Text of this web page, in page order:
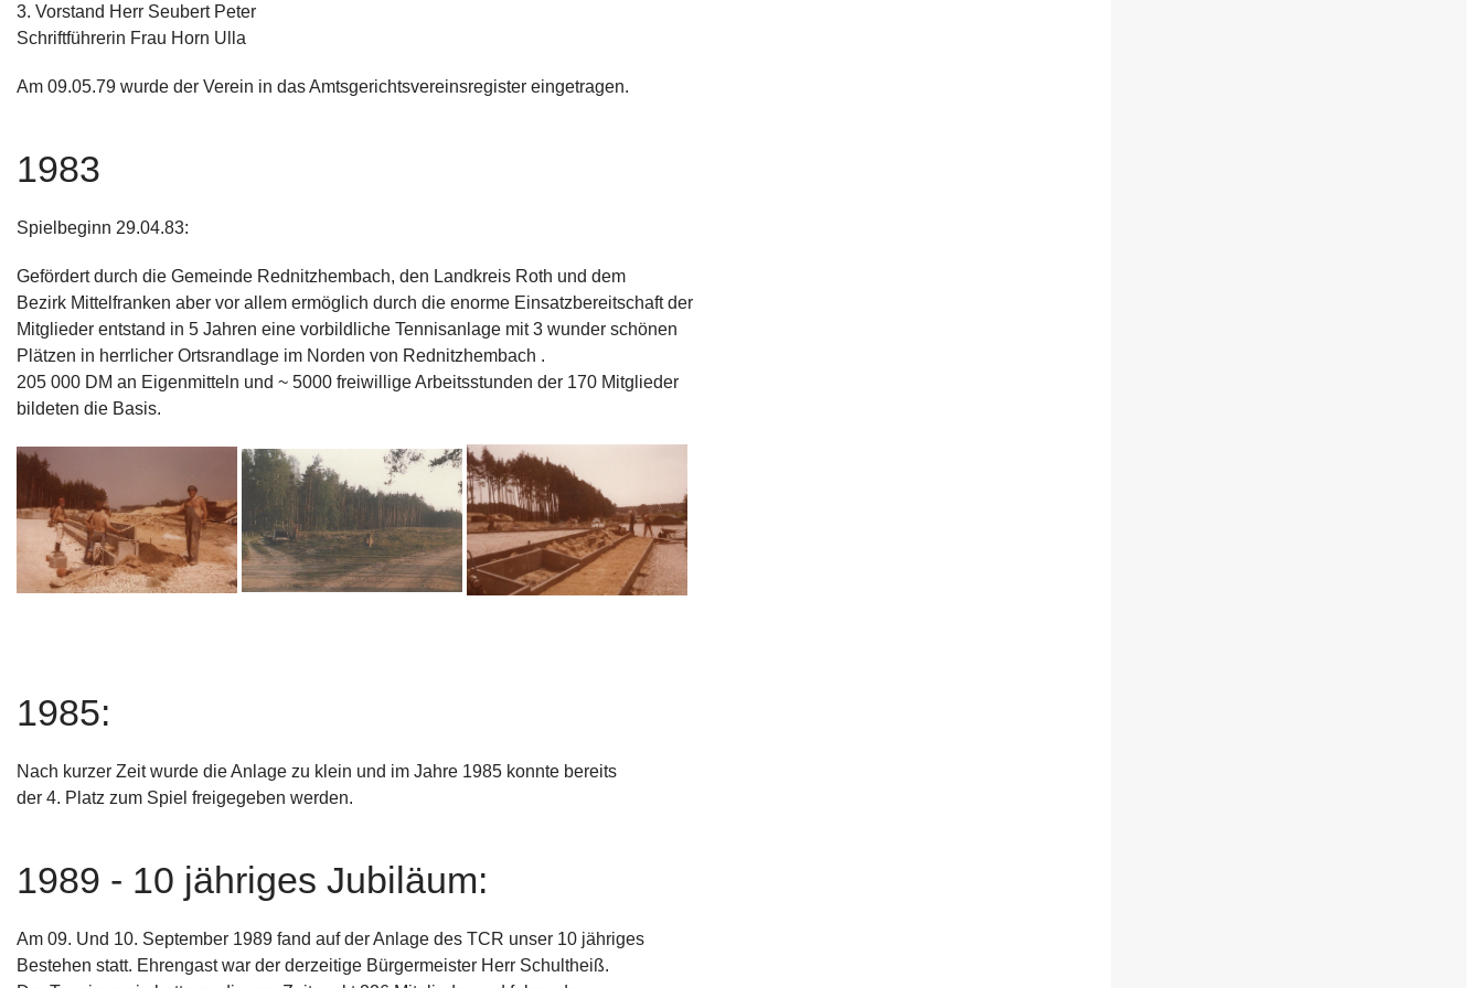
3. Vorstand Herr Seubert Peter
Schriftführerin Frau Horn Ulla
Am 09.05.79 wurde der Verein in das Amtsgerichtsvereinsregister eingetragen.
1983
Spielbeginn 29.04.83:
Gefördert durch die Gemeinde Rednitzhembach, den Landkreis Roth und dem
Bezirk Mittelfranken aber vor allem ermöglich durch die enorme Einsatzbereitschaft der
Mitglieder entstand in 5 Jahren eine vorbildliche Tennisanlage mit 3 wunder schönen
Plätzen in herrlicher Ortsrandlage im Norden von Rednitzhembach .
205 000 DM an Eigenmitteln und ~ 5000 freiwillige Arbeitsstunden der 170 Mitglieder
bildeten die Basis.
1985:
Nach kurzer Zeit wurde die Anlage zu klein und im Jahre 1985 konnte bereits
der 4. Platz zum Spiel freigegeben werden.
1989 - 10 jähriges Jubiläum:
Am 09. Und 10. September 1989 fand auf der Anlage des TCR unser 10 jähriges
Bestehen statt. Ehrengast war der derzeitige Bürgermeister Herr Schultheiß.